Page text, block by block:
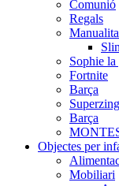
Comunió
Regals
Sophie la
Fortnite
Barça
Barça
Objectes per
Mobiliari